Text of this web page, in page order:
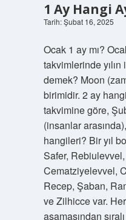
1 Ay Hangi
Tarih: Şubat 16, 2025
Ocak 1 ay mı?
takvimlerinde yılın
demek? Moon
birimidir. 2 ay
takvimine göre,
(insanlar
hangileri? Bir yıl
Safer,
Cematziyelevvel,
Recep, Şaban,
ve Zilhicce var.
aşamasından